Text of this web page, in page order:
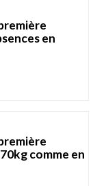
en
comme en